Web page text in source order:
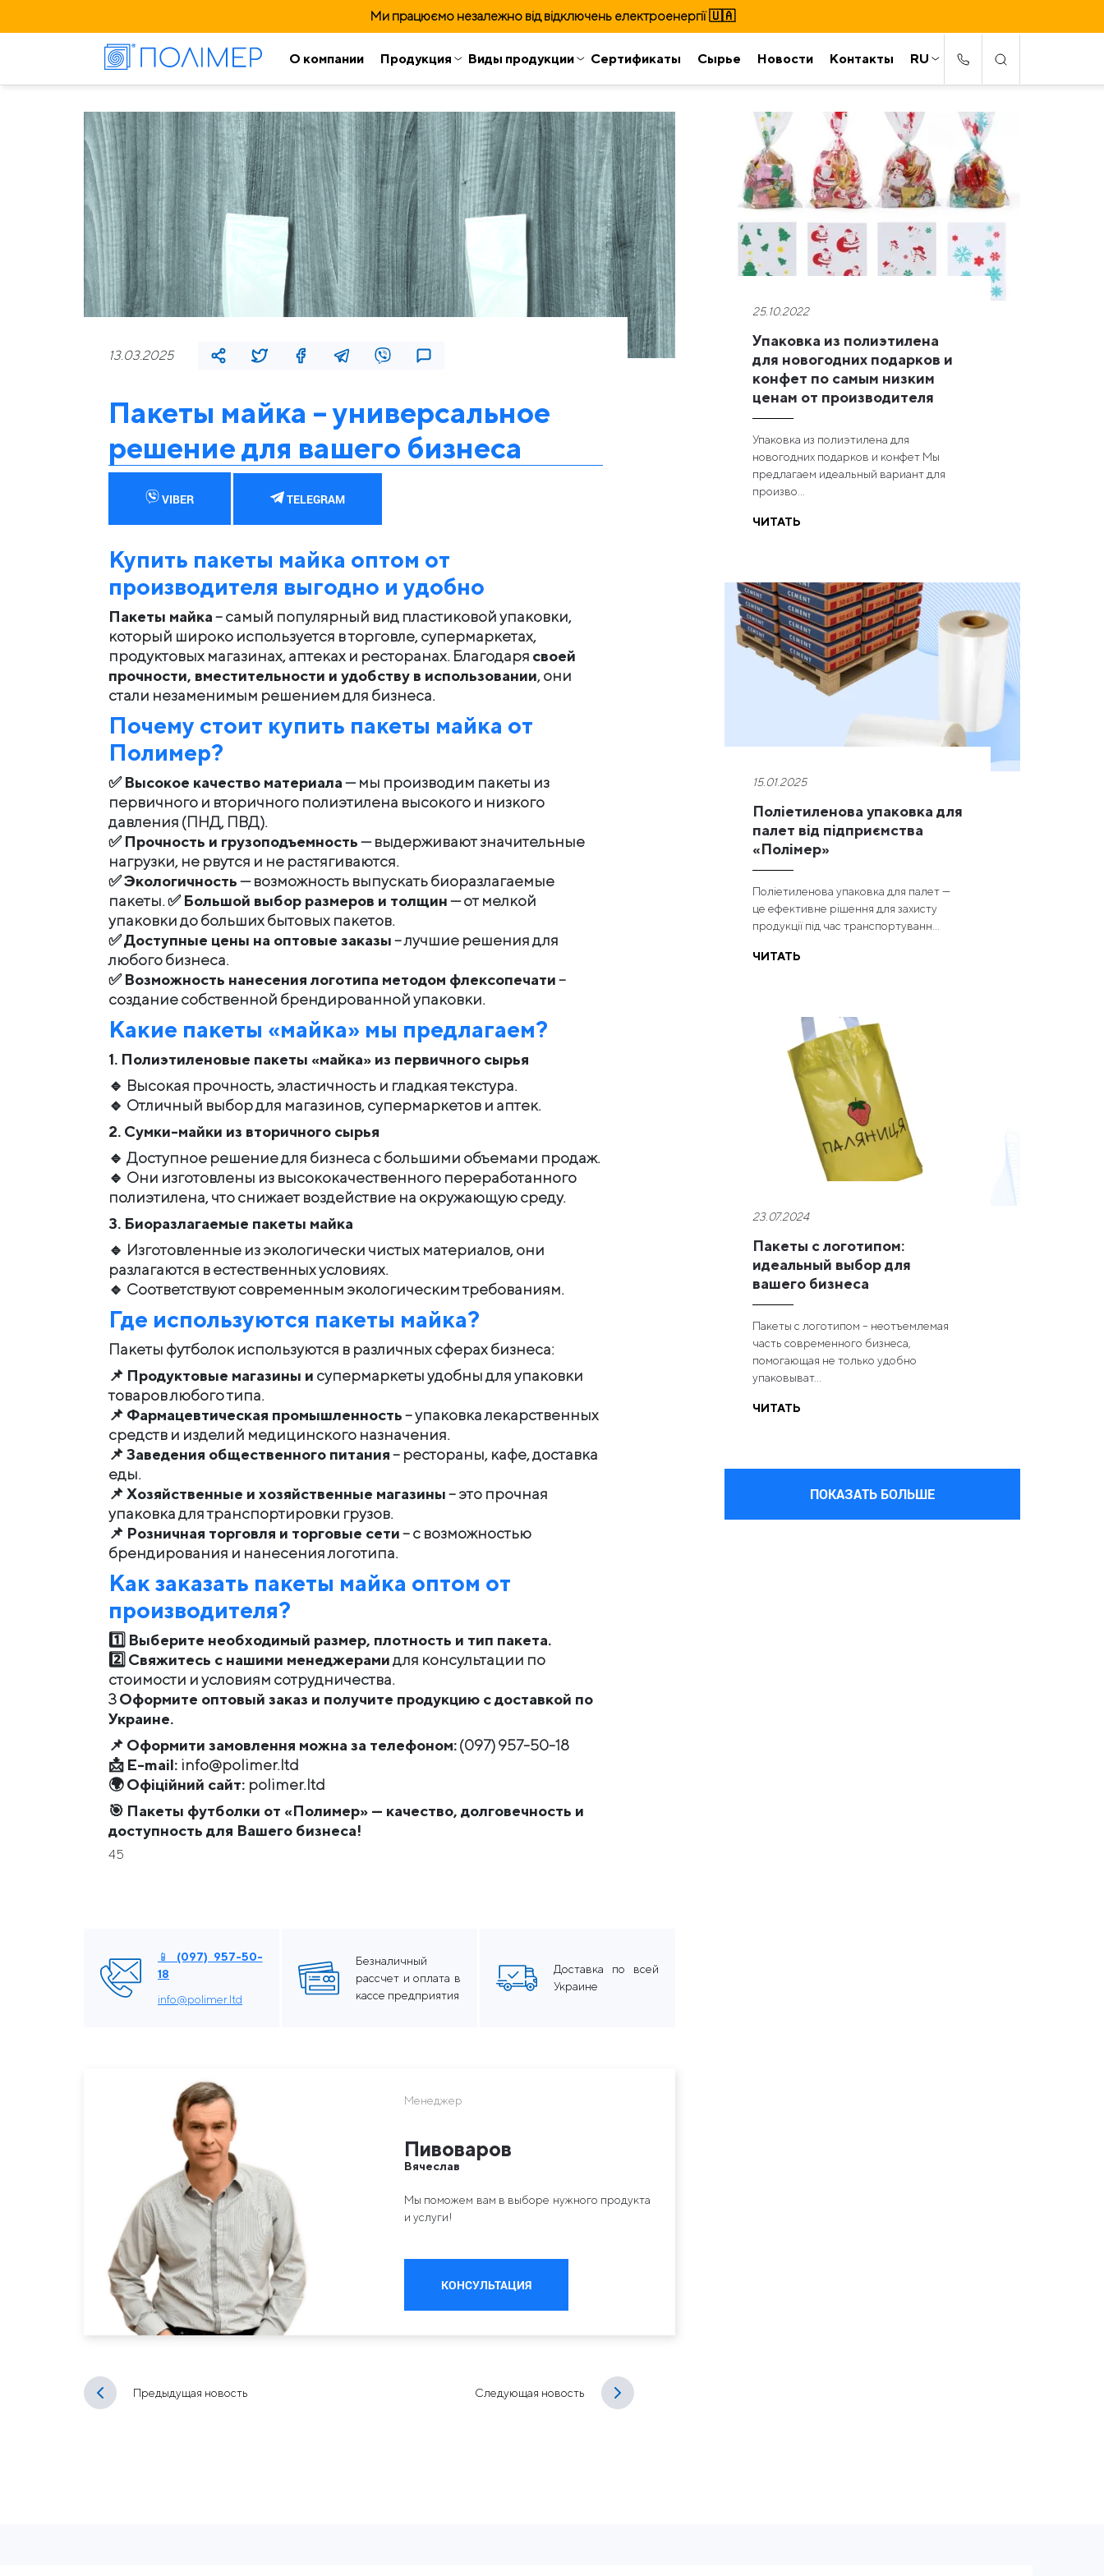
Ми працюємо незалежно від відключень електроенергії 🇺🇦
О компании Продукция Виды продукции Сертификаты Сырье Новости Контакты RU
13.03.2025
Пакеты майка – универсальное
решение для вашего бизнеса
VIBER TELEGRAM
Купить пакеты майка оптом от
производителя выгодно и удобно
Пакеты майка– самый популярный вид пластиковой упаковки,
который широко используется в торговле, супермаркетах,
продуктовых магазинах, аптеках и ресторанах. Благодаря своей
прочности, вместительности и удобству в использовании, они
стали незаменимым решением для бизнеса.
Почему стоит купить пакеты майка от
Полимер?
✅Высокое качество материала— мы производим пакеты из
первичного и вторичного полиэтилена высокого и низкого
давления (ПНД, ПВД).
✅Прочность и грузоподъемность— выдерживают значительные
нагрузки, не рвутся и не растягиваются.
✅Экологичность— возможность выпускать биоразлагаемые
пакеты. ✅Большой выбор размеров и толщин— от мелкой
упаковки до больших бытовых пакетов.
✅Доступные цены на оптовые заказы– лучшие решения для
любого бизнеса.
✅Возможность нанесения логотипа методом флексопечати–
создание собственной брендированной упаковки.
Какие пакеты «майка» мы предлагаем?
1. Полиэтиленовые пакеты «майка» из первичного сырья
🔹 Высокая прочность, эластичность и гладкая текстура.
🔹 Отличный выбор для магазинов, супермаркетов и аптек.
2. Сумки-майки из вторичного сырья
🔹 Доступное решение для бизнеса с большими объемами продаж.
🔹 Они изготовлены из высококачественного переработанного
полиэтилена, что снижает воздействие на окружающую среду.
3. Биоразлагаемые пакеты майка
🔹 Изготовленные из экологически чистых материалов, они
разлагаются в естественных условиях.
🔹 Соответствуют современным экологическим требованиям.
Где используются пакеты майка?
Пакеты футболок используются в различных сферах бизнеса:
📌 Продуктовые магазины и супермаркеты удобны для упаковки
товаров любого типа.
📌 Фармацевтическая промышленность– упаковка лекарственных
средств и изделий медицинского назначения.
📌Заведения общественного питания– рестораны, кафе, доставка
еды.
📌Хозяйственные и хозяйственные магазины– это прочная
упаковка для транспортировки грузов.
📌 Розничная торговля и торговые сети– с возможностью
брендирования и нанесения логотипа.
Как заказать пакеты майка оптом от
производителя?
1️⃣ Выберите необходимый размер, плотность и тип пакета.
2️⃣ Свяжитесь с нашими менеджерамидля консультации по
стоимости и условиям сотрудничества.
3️Оформите оптовый заказ и получите продукцию с доставкой по
Украине.
📌 Оформити замовлення можна за телефоном:(097) 957-50-18
📩 E-mail: info@polimer.ltd
🌍Офіційний сайт: polimer.ltd
🎯 Пакеты футболки от «Полимер» — качество, долговечность и
доступность для Вашего бизнеса!
45
📱 (097) 957-50-
18
info@polimer.ltd
Безналичный
рассчет и оплата в
кассе предприятия
Доставка по всей
Украине
Менеджер
Пивоваров
Вячеслав
Мы поможем вам в выборе нужного продукта
и услуги!
КОНСУЛЬТАЦИЯ
Предыдущая новость Следующая новость
25.10.2022
Упаковка из полиэтилена
для новогодних подарков и
конфет по самым низким
ценам от производителя
Упаковка из полиэтилена для
новогодних подарков и конфет Мы
предлагаем идеальный вариант для
произво...
ЧИТАТЬ
15.01.2025
Поліетиленова упаковка для
палет від підприємства
«Полімер»
Поліетиленова упаковка для палет —
це ефективне рішення для захисту
продукції під час транспортуванн...
ЧИТАТЬ
23.07.2024
Пакеты с логотипом:
идеальный выбор для
вашего бизнеса
Пакеты с логотипом – неотъемлемая
часть современного бизнеса,
помогающая не только удобно
упаковыват...
ЧИТАТЬ
ПОКАЗАТЬ БОЛЬШЕ